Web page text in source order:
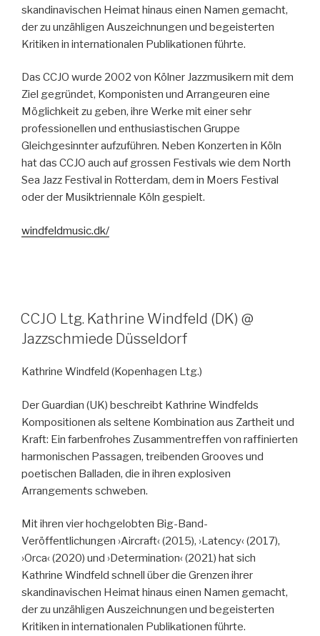
skandinavischen Heimat hinaus einen Namen gemacht,
der zu unzähligen Auszeichnungen und begeisterten
Kritiken in internationalen Publikationen führte.
Das CCJO wurde 2002 von Kölner Jazzmusikern mit dem
Ziel gegründet, Komponisten und Arrangeuren eine
Möglichkeit zu geben, ihre Werke mit einer sehr
professionellen und enthusiastischen Gruppe
Gleichgesinnter aufzuführen. Neben Konzerten in Köln
hat das CCJO auch auf grossen Festivals wie dem North
Sea Jazz Festival in Rotterdam, dem in Moers Festival
oder der Musiktriennale Köln gespielt.
windfeldmusic.dk/
CCJO Ltg. Kathrine Windfeld (DK) @
Jazzschmiede Düsseldorf
Kathrine Windfeld (Kopenhagen Ltg.)
Der Guardian (UK) beschreibt Kathrine Windfelds
Kompositionen als seltene Kombination aus Zartheit und
Kraft: Ein farbenfrohes Zusammentreffen von raffinierten
harmonischen Passagen, treibenden Grooves und
poetischen Balladen, die in ihren explosiven
Arrangements schweben.
Mit ihren vier hochgelobten Big-Band-
Veröffentlichungen ›Aircraft‹ (2015), ›Latency‹ (2017),
›Orca‹ (2020) und ›Determination‹ (2021) hat sich
Kathrine Windfeld schnell über die Grenzen ihrer
skandinavischen Heimat hinaus einen Namen gemacht,
der zu unzähligen Auszeichnungen und begeisterten
Kritiken in internationalen Publikationen führte.